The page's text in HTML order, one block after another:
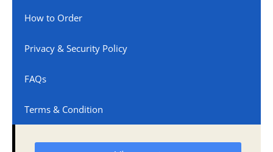
How to Order
Privacy & Security Policy
FAQs
Terms & Condition